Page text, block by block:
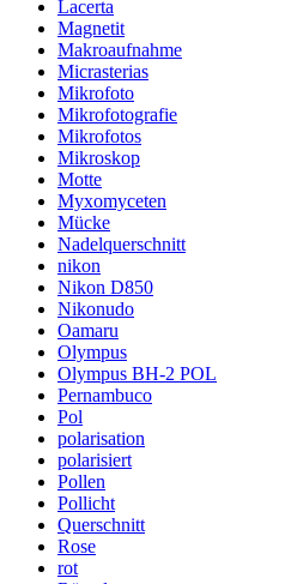
Lacerta
Magnetit
Makroaufnahme
Micrasterias
Mikrofoto
Mikrofotografie
Mikrofotos
Mikroskop
Motte
Myxomyceten
Mücke
Nadelquerschnitt
nikon
Nikon D850
Nikonudo
Oamaru
Olympus
Olympus BH-2 POL
Pernambuco
Pol
polarisation
polarisiert
Pollen
Pollicht
Querschnitt
Rose
rot